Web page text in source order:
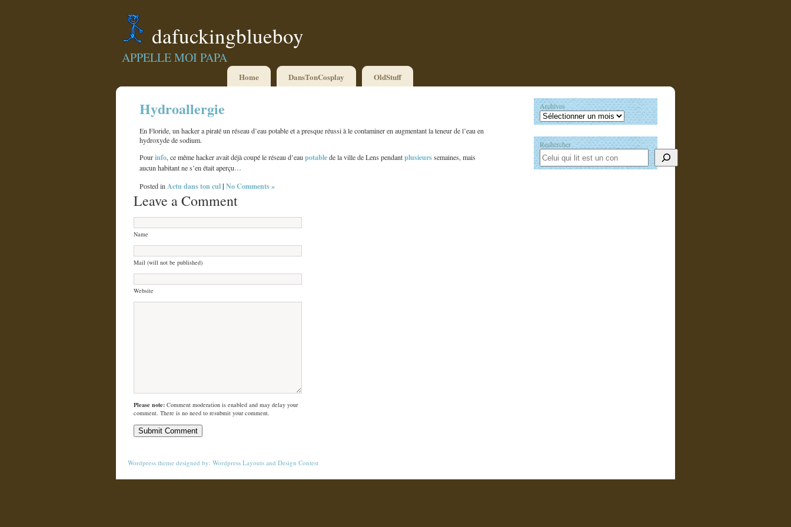
dafuckingblueboy
APPELLE MOI PAPA
Home DansTonCosplay OldStuff
Hydroallergie
En Floride, un hacker a piraté un réseau d’eau potable et a presque réussi à le contaminer en augmentant la teneur de l’eau en
hydroxyde de sodium.
Pourinfo, ce même hacker avait déjà coupé le réseau d’eaupotablede la ville de Lens pendantplusieurssemaines, mais
aucun habitant ne s’en était aperçu…
Posted inActu dans ton cul| No Comments »
Leave a Comment
Name
Mail (will not be published)
Website
Please note: Comment moderation is enabled and may delay your
comment. There is no need to resubmit your comment.
Archives
Rechercher
Wordpress theme designed by: Wordpress Layouts and Design Contest